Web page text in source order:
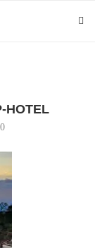
HOTEL